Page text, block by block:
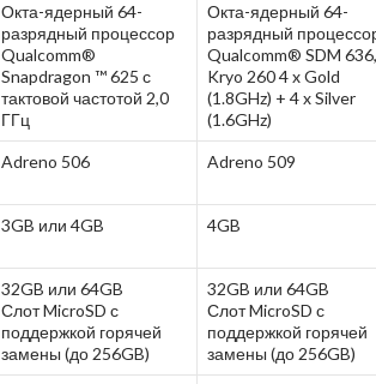
Окта-ядерный 64-
разрядный процессор
Qualcomm®
Snapdragon ™ 625 с
тактовой частотой 2,0
ГГц
Окта-ядерный 64-
разрядный
Qualcomm® SDM 636,
Kryo 260 4 x Gold
(1.8GHz) + 4 x Silver
(1.6GHz)
Adreno 506 Adreno 509
3GB или 4GB 4GB
32GB или 64GB
Слот MicroSD с
поддержкой горячей
замены (до 256GB)
32GB или 64GB
Слот MicroSD с
поддержкой горячей
замены (до 256GB)